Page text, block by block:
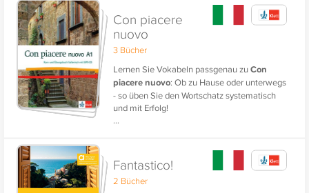
Con piacere
nuovo
3 Bücher
Lernen Sie Vokabeln passgenau zuCon
piacere nuovo: Ob zu Hause oder unterwegs
- so üben Sie den Wortschatz systematisch
und mit Erfolg!
...
Fantastico!
2 Bücher